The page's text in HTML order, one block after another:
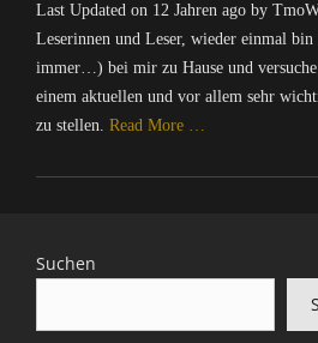
Last Updated on 12 Jahren ago by
Leserinnen und Leser, wieder einmal
immer…) bei mir zu Hause und
einem aktuellen und vor allem sehr
zu stellen. Read More …
Categories
p
t
Suchen